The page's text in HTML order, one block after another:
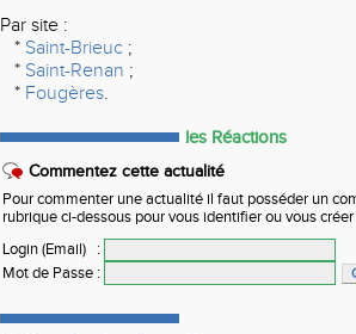
Par site :
* Saint-Brieuc ;
* Saint-Renan ;
* Fougères.
les Réactions
Commentez cette actualité
Pour commenter une actualité il faut posséder un
rubrique ci-dessous pour vous identifier ou vous
Login (Email)
:
Mot de Passe :